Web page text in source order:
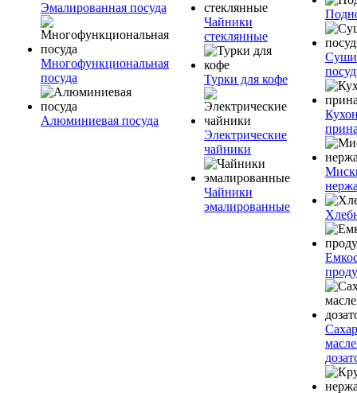
Эмалированная посуда
Многофункциональная
посуда
Алюминиевая посуда
Чайники
стеклянные
Турки для кофе
Электрические
чайники
Чайники
эмалированные